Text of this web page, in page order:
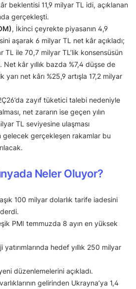
beklentisi 11,9 milyar TL idi, açıklanan
gerçekleşti.
, İkinci çeyrekte piyasanın 4,9
aşarak 6 milyar TL net kâr açıkladı;
TL ile 70,7 milyar TL’lik konsensüsün
kâr yıllık bazda %7,4 düşse de
net kârı %25,9 artışla 17,2 milyar
zayıf tüketici talebi nedeniyle
net zararın ise geçen yılın
TL seviyesine ulaşması
gerçekleşen rakamlar bu
Neler Oluyor?
100 milyar dolarlık tarife iadesini
PMI temmuzda 8 ayın en yüksek
hedef yıllık 250 milyar
düzenlemelerini açıkladı.
gelirinden Ukrayna’ya 1,4